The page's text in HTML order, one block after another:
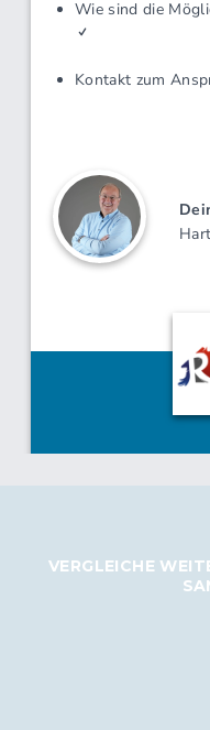
Qualitätskontrolle
VERGLEICHE